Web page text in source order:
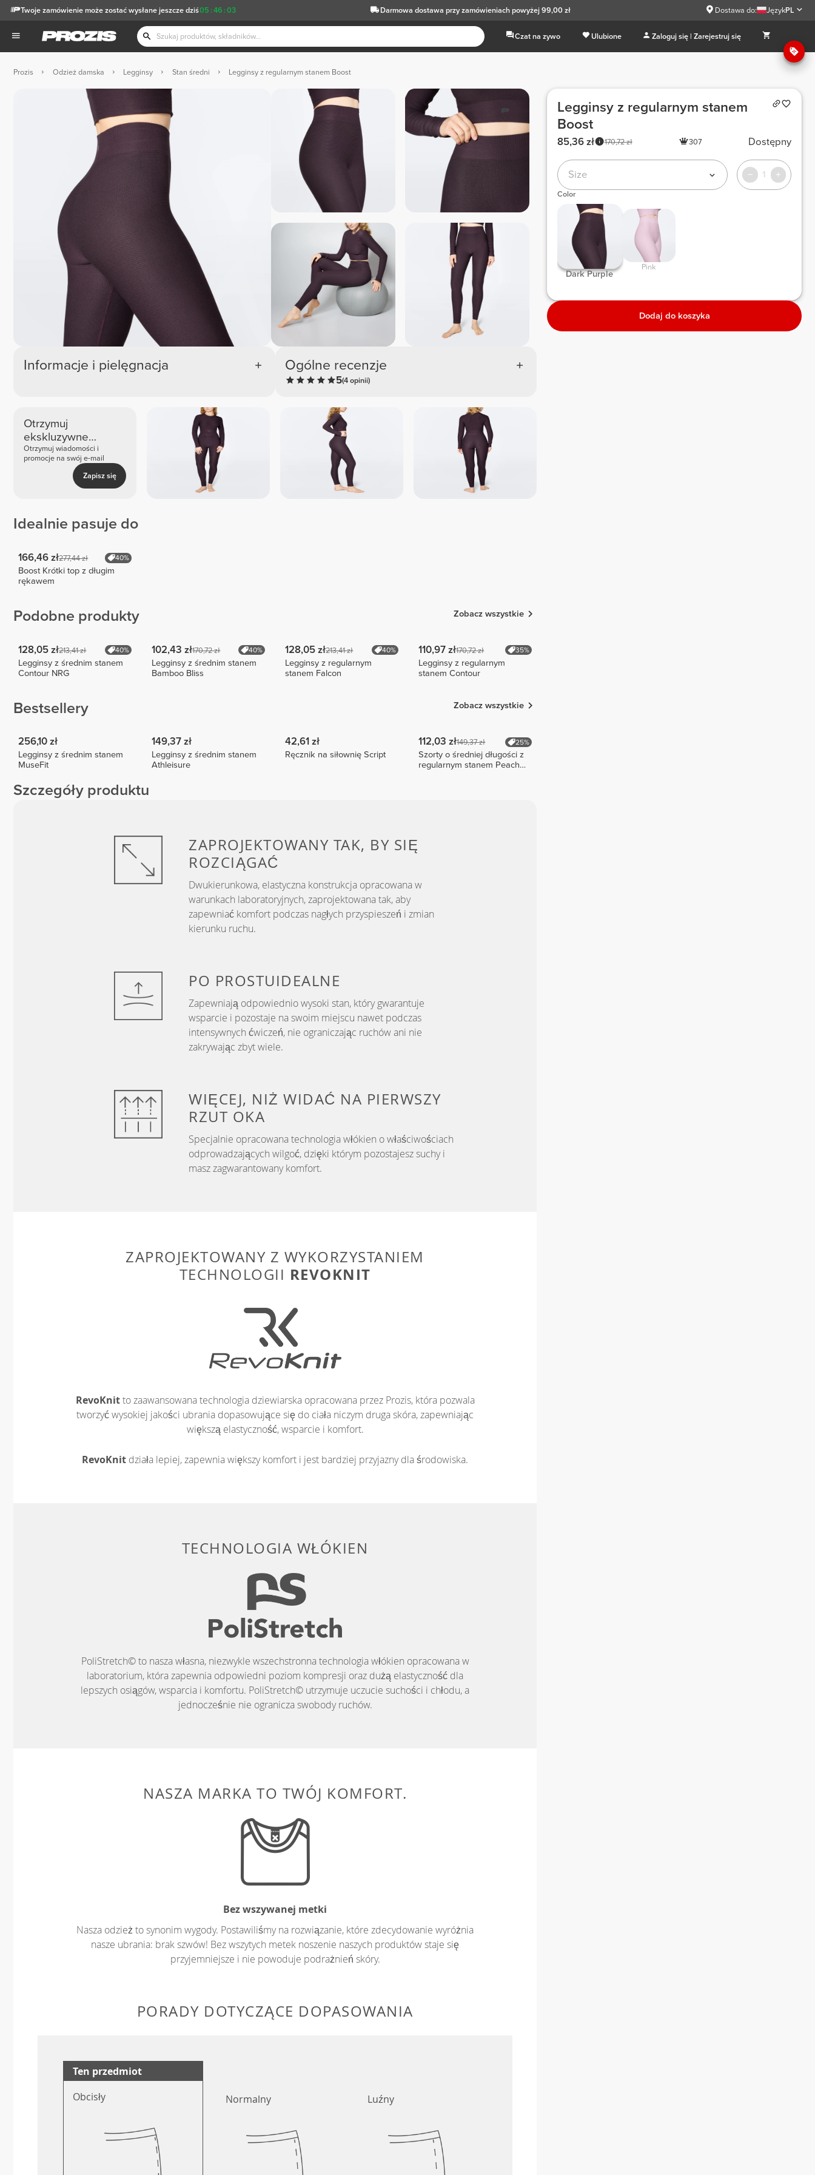
05 :46 :03
Twoje zamówienie może zostać wysłane jeszcze dziś Darmowa dostawa przy zamówieniach powyżej 99,00 zł Dostawa do: JęzykPL
Czat na zywo Ulubione Zaloguj się | Zarejestruj się
Prozis Odzież damska Legginsy Stan średni Legginsy z regularnym stanem Boost
Informacje i pielęgnacja Ogólne recenzje
5(4 opinii)
Otrzymuj
ekskluzywne
nowości i oferty
Otrzymuj wiadomości i
promocje na swój e-mail
Zapisz się
Idealnie pasuje do
166,46 zł277,44 zł 40%
Boost Krótki top z długim
rękawem
Podobne produkty Zobacz wszystkie
128,05 zł213,41 zł 40%
Legginsy z średnim stanem
Contour NRG
102,43 zł170,72 zł 40%
Legginsy z średnim stanem
Bamboo Bliss
128,05 zł213,41 zł 40%
Legginsy z regularnym
stanem Falcon
110,97 zł170,72 zł 35%
Legginsy z regularnym
stanem Contour
Bestsellery Zobacz wszystkie
256,10 zł
Legginsy z średnim stanem
MuseFit
149,37 zł
Legginsy z średnim stanem
Athleisure
42,61 zł
Ręcznik na siłownię Script
112,03 zł149,37 zł 25%
Szorty o średniej długości z
regularnym stanem Peach
Szczegóły produktu
ZAPROJEKTOWANY TAK, BY SIĘ
ROZCIĄGAĆ
Dwukierunkowa, elastyczna konstrukcja opracowana w
warunkach laboratoryjnych, zaprojektowana tak, aby
zapewniać komfort podczas nagłych przyspieszeń i zmian
kierunku ruchu.
PO PROSTUIDEALNE
Zapewniają odpowiednio wysoki stan, który gwarantuje
wsparcie i pozostaje na swoim miejscu nawet podczas
intensywnych ćwiczeń, nie ograniczając ruchów ani nie
zakrywając zbyt wiele.
WIĘCEJ, NIŻ WIDAĆ NA PIERWSZY
RZUT OKA
Specjalnie opracowana technologia włókien o właściwościach
odprowadzających wilgoć, dzięki którym pozostajesz suchy i
masz zagwarantowany komfort.
ZAPROJEKTOWANY Z WYKORZYSTANIEM
TECHNOLOGII REVOKNIT
RevoKnitto zaawansowana technologia dziewiarska opracowana przez Prozis, która pozwala
tworzyć wysokiej jakości ubrania dopasowujące się do ciała niczym druga skóra, zapewniając
większą elastyczność, wsparcie i komfort.
RevoKnit działa lepiej, zapewnia większy komfort i jest bardziej przyjazny dla środowiska.
TECHNOLOGIA WŁÓKIEN
PoliStretch© to nasza własna, niezwykle wszechstronna technologia włókien opracowana w
laboratorium, która zapewnia odpowiedni poziom kompresji oraz dużą elastyczność dla
lepszych osiągów, wsparcia i komfortu. PoliStretch© utrzymuje uczucie suchości i chłodu, a
jednocześnie nie ogranicza swobody ruchów.
NASZA MARKA TO TWÓJ KOMFORT.
Bez wszywanej metki
Nasza odzież to synonim wygody. Postawiliśmy na rozwiązanie, które zdecydowanie wyróżnia
nasze ubrania: brak szwów! Bez wszytych metek noszenie naszych produktów staje się
przyjemniejsze i nie powoduje podrażnień skóry.
PORADY DOTYCZĄCE DOPASOWANIA
Ten przedmiot
Obcisły
Normalny Luźny
Legginsy z regularnym stanem
Boost
170,72 zł
85,36 zł 307 Dostępny
Size 1
Color
Dark Purple
Pink
Dodaj do koszyka